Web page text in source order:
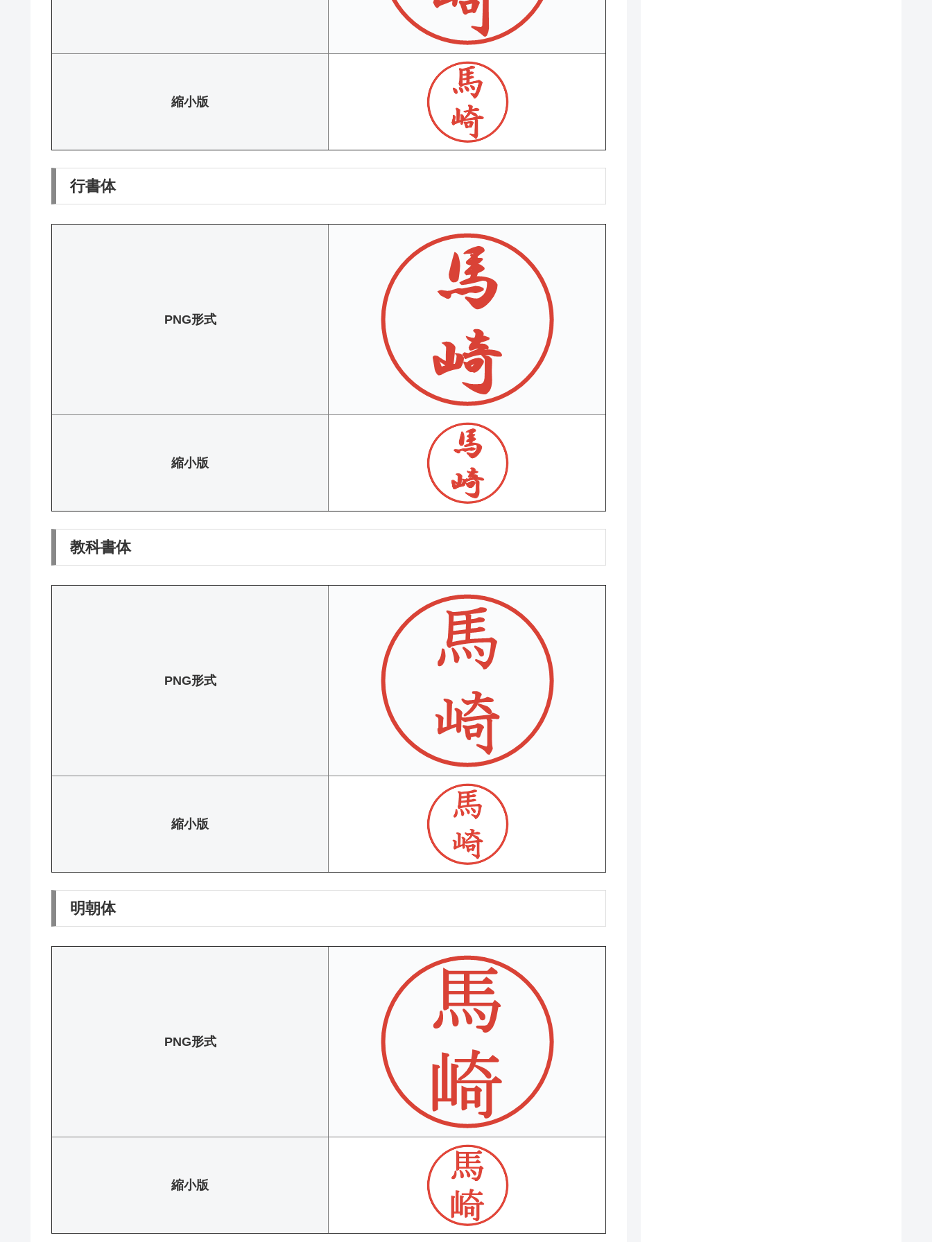
縮小版
行書体
PNG形式
縮小版
教科書体
PNG形式
縮小版
明朝体
PNG形式
縮小版